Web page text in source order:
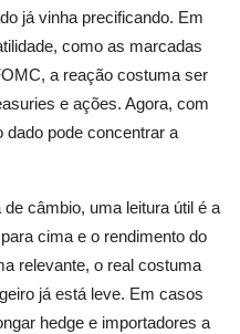
já vinha precificando. Em
como as marcadas
a reação costuma ser
e ações. Agora, com
pode concentrar a
câmbio, uma leitura útil é a
cima e o rendimento do
relevante, o real costuma
já está leve. Em casos
hedge e importadores a